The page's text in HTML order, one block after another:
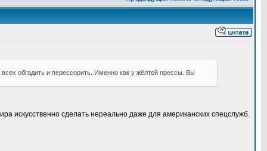
обгадить и перессорить. Именно как у жёлтой прессы. Вы
искусственно сделать нереально даже для американских спецслужб.